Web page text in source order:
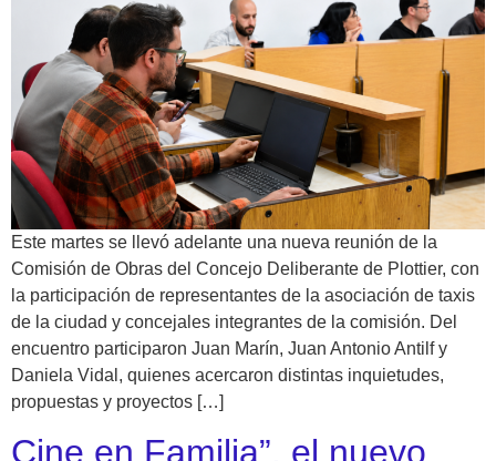
Este martes se llevó adelante una nueva reunión de la
Comisión de Obras del Concejo Deliberante de Plottier, con
la participación de representantes de la asociación de taxis
de la ciudad y concejales integrantes de la comisión. Del
encuentro participaron Juan Marín, Juan Antonio Antilf y
Daniela Vidal, quienes acercaron distintas inquietudes,
propuestas y proyectos […]
Cine en Familia”, el nuevo